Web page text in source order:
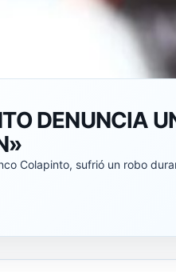
UNE A RIVER
FÚTBOL
Almada al Atlético de